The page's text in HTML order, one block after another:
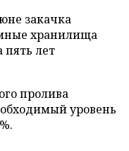
закачка
хранилища
лет
пролива
уровень